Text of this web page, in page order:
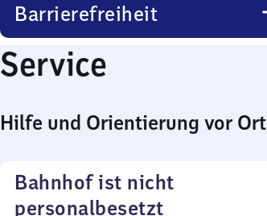
Barrierefreiheit
Service
Hilfe und Orientierung vor Ort
Bahnhof ist nicht
personalbesetzt